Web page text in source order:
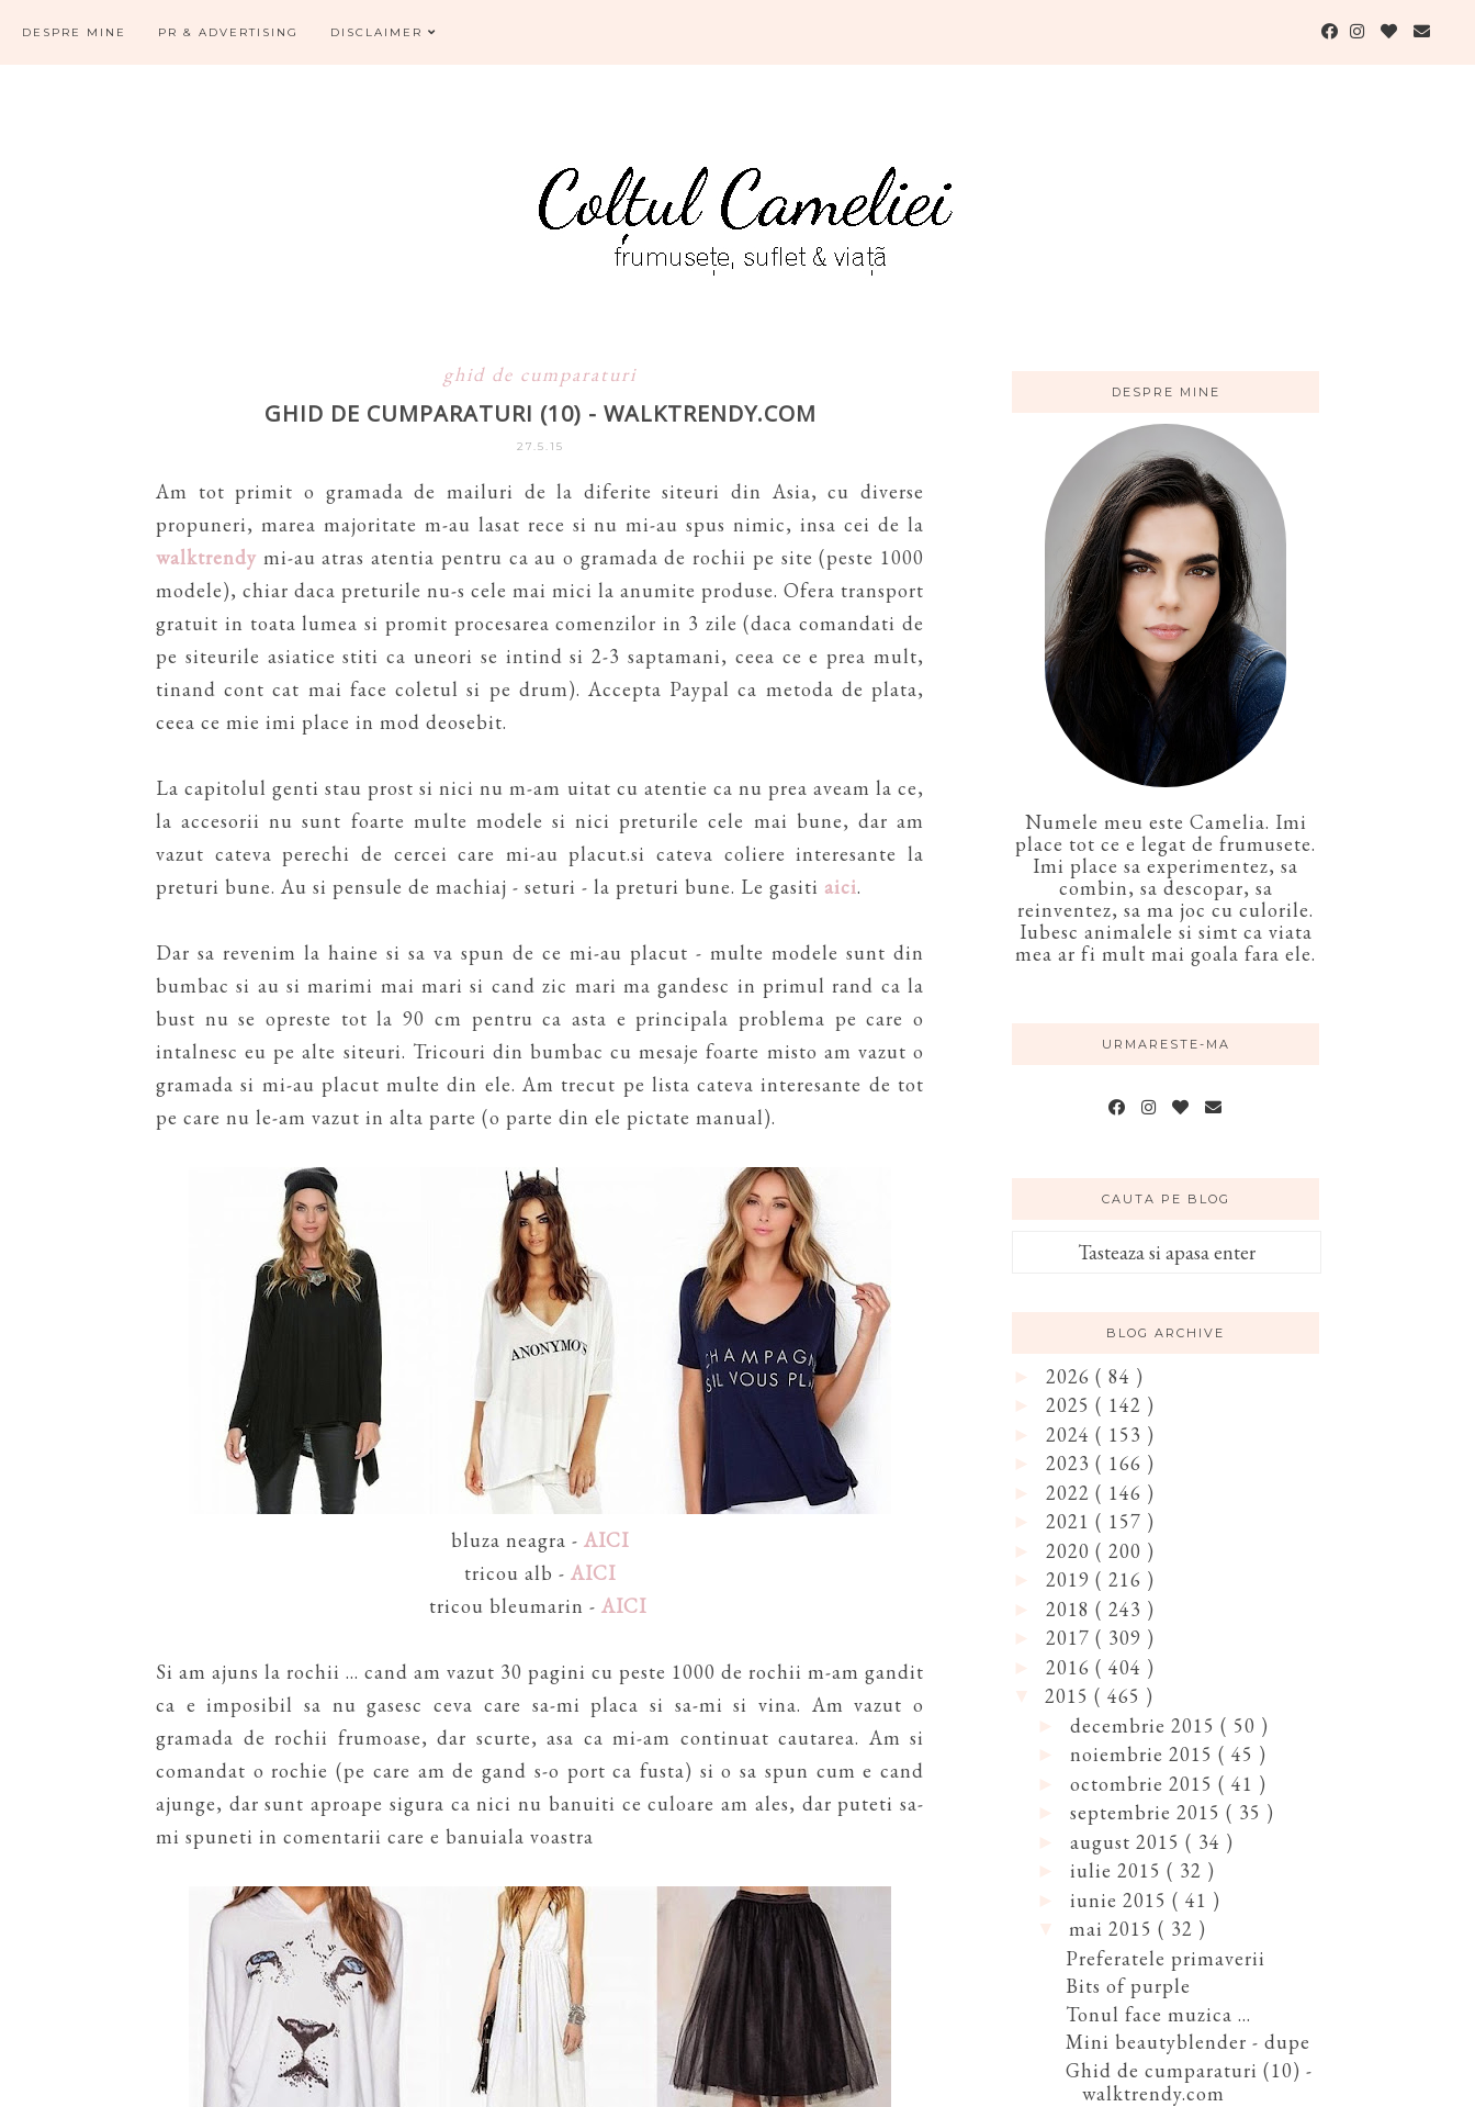
DESPRE MINE PR & ADVERTISING DISCLAIMER
ghid de cumparaturi
GHID DE CUMPARATURI (10) - WALKTRENDY.COM
27.5.15
Am tot primit o gramada de mailuri de la diferite siteuri din Asia, cu diverse
propuneri, marea majoritate m-au lasat rece si nu mi-au spus nimic, insa cei de la
walktrendy mi-au atras atentia pentru ca au o gramada de rochii pe site (peste 1000
modele), chiar daca preturile nu-s cele mai mici la anumite produse. Ofera transport
gratuit in toata lumea si promit procesarea comenzilor in 3 zile (daca comandati de
pe siteurile asiatice stiti ca uneori se intind si 2-3 saptamani, ceea ce e prea mult,
tinand cont cat mai face coletul si pe drum). Accepta Paypal ca metoda de plata,
ceea ce mie imi place in mod deosebit.
La capitolul genti stau prost si nici nu m-am uitat cu atentie ca nu prea aveam la ce,
la accesorii nu sunt foarte multe modele si nici preturile cele mai bune, dar am
vazut cateva perechi de cercei care mi-au placut.si cateva coliere interesante la
preturi bune. Au si pensule de machiaj - seturi - la preturi bune. Le gasiti aici.
Dar sa revenim la haine si sa va spun de ce mi-au placut - multe modele sunt din
bumbac si au si marimi mai mari si cand zic mari ma gandesc in primul rand ca la
bust nu se opreste tot la 90 cm pentru ca asta e principala problema pe care o
intalnesc eu pe alte siteuri. Tricouri din bumbac cu mesaje foarte misto am vazut o
gramada si mi-au placut multe din ele. Am trecut pe lista cateva interesante de tot
pe care nu le-am vazut in alta parte (o parte din ele pictate manual).
bluza neagra - AICI
tricou alb - AICI
tricou bleumarin - AICI
Si am ajuns la rochii ... cand am vazut 30 pagini cu peste 1000 de rochii m-am gandit
ca e imposibil sa nu gasesc ceva care sa-mi placa si sa-mi si vina. Am vazut o
gramada de rochii frumoase, dar scurte, asa ca mi-am continuat cautarea. Am si
comandat o rochie (pe care am de gand s-o port ca fusta) si o sa spun cum e cand
ajunge, dar sunt aproape sigura ca nici nu banuiti ce culoare am ales, dar puteti sa-
mi spuneti in comentarii care e banuiala voastra
DESPRE MINE
Numele meu este Camelia. Imi
place tot ce e legat de frumusete.
Imi place sa experimentez, sa
combin, sa descopar, sa
reinventez, sa ma joc cu culorile.
Iubesc animalele si simt ca viata
mea ar fi mult mai goala fara ele.
URMARESTE-MA
CAUTA PE BLOG
BLOG ARCHIVE
2026 ( 84 )
2025 ( 142 )
2024 ( 153 )
2023 ( 166 )
2022 ( 146 )
2021 ( 157 )
2020 ( 200 )
2019 ( 216 )
2018 ( 243 )
2017 ( 309 )
2016 ( 404 )
2015 ( 465 )
decembrie 2015 ( 50 )
noiembrie 2015 ( 45 )
octombrie 2015 ( 41 )
septembrie 2015 ( 35 )
august 2015 ( 34 )
iulie 2015 ( 32 )
iunie 2015 ( 41 )
mai 2015 ( 32 )
Preferatele primaverii
Bits of purple
Tonul face muzica ...
Mini beautyblender - dupe
Ghid de cumparaturi (10) -
walktrendy.com